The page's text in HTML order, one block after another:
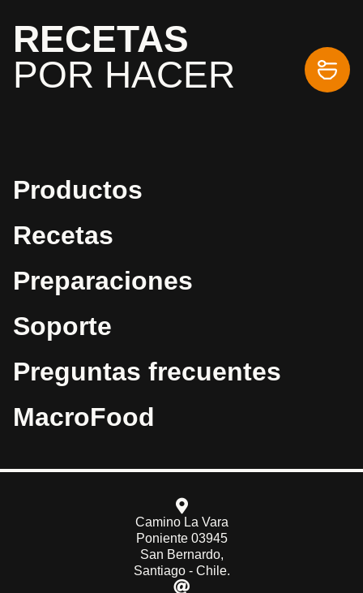
RECETAS
POR HACER
Productos
Recetas
Preparaciones
Soporte
Preguntas frecuentes
MacroFood
Camino La Vara
Poniente 03945
San Bernardo,
Santiago - Chile.